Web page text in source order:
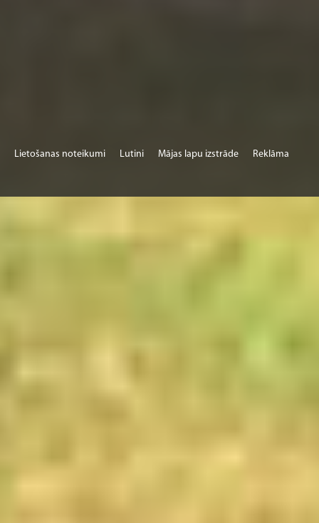
Lietošanas noteikumi Lutini Mājas lapu izstrāde Reklāma